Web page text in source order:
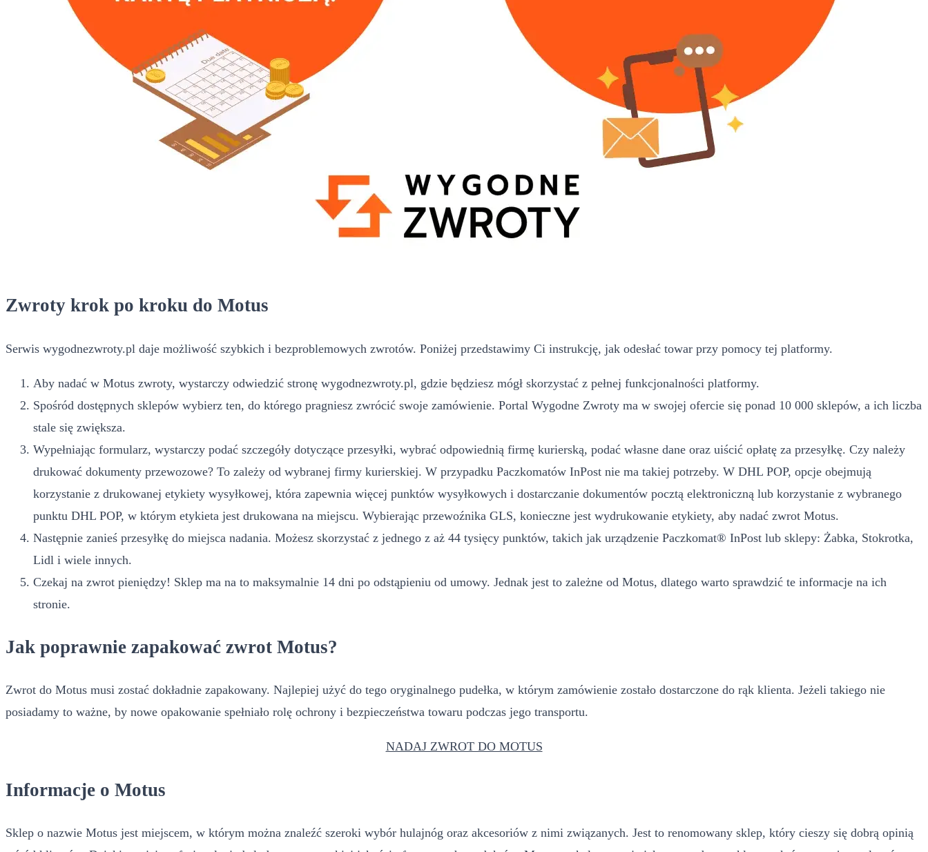
Zwroty krok po kroku do Motus
Serwis wygodnezwroty.pl daje możliwość szybkich i bezproblemowych zwrotów. Poniżej przedstawimy Ci instrukcję, jak odesłać towar przy pomocy tej platformy.
Aby nadać w Motus zwroty, wystarczy odwiedzić stronę wygodnezwroty.pl, gdzie będziesz mógł skorzystać z pełnej funkcjonalności platformy.
Spośród dostępnych sklepów wybierz ten, do którego pragniesz zwrócić swoje zamówienie. Portal Wygodne Zwroty ma w swojej ofercie się ponad 10 000 sklepów, a ich liczba
stale się zwiększa.
Wypełniając formularz, wystarczy podać szczegóły dotyczące przesyłki, wybrać odpowiednią firmę kurierską, podać własne dane oraz uiścić opłatę za przesyłkę. Czy należy
drukować dokumenty przewozowe? To zależy od wybranej firmy kurierskiej. W przypadku Paczkomatów InPost nie ma takiej potrzeby. W DHL POP, opcje obejmują
korzystanie z drukowanej etykiety wysyłkowej, która zapewnia więcej punktów wysyłkowych i dostarczanie dokumentów pocztą elektroniczną lub korzystanie z wybranego
punktu DHL POP, w którym etykieta jest drukowana na miejscu. Wybierając przewoźnika GLS, konieczne jest wydrukowanie etykiety, aby nadać zwrot Motus.
Następnie zanieś przesyłkę do miejsca nadania. Możesz skorzystać z jednego z aż 44 tysięcy punktów, takich jak urządzenie Paczkomat® InPost lub sklepy: Żabka, Stokrotka,
Lidl i wiele innych.
Czekaj na zwrot pieniędzy! Sklep ma na to maksymalnie 14 dni po odstąpieniu od umowy. Jednak jest to zależne od Motus, dlatego warto sprawdzić te informacje na ich
stronie.
Jak poprawnie zapakować zwrot Motus?
Zwrot do Motus musi zostać dokładnie zapakowany. Najlepiej użyć do tego oryginalnego pudełka, w którym zamówienie zostało dostarczone do rąk klienta. Jeżeli takiego nie
posiadamy to ważne, by nowe opakowanie spełniało rolę ochrony i bezpieczeństwa towaru podczas jego transportu.
NADAJ ZWROT DO MOTUS
Informacje o Motus
Sklep o nazwie Motus jest miejscem, w którym można znaleźć szeroki wybór hulajnóg oraz akcesoriów z nimi związanych. Jest to renomowany sklep, który cieszy się dobrą opinią